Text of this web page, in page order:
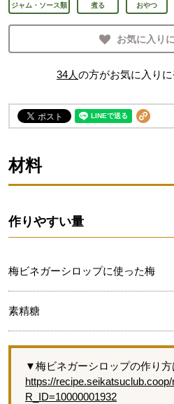
ジャム・ソース類 煮る おやつ
お気に入り
34人の方がお気に入りに
材料
作りやすい量
梅ビネガーシロップに使った梅
素精糖
▼梅ビネガーシロップの作り方
https://
R_ID=10000001932